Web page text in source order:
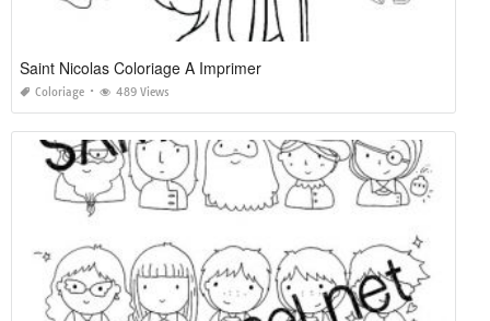
Saint Nicolas Coloriage A Imprimer
Coloriage 489 Views